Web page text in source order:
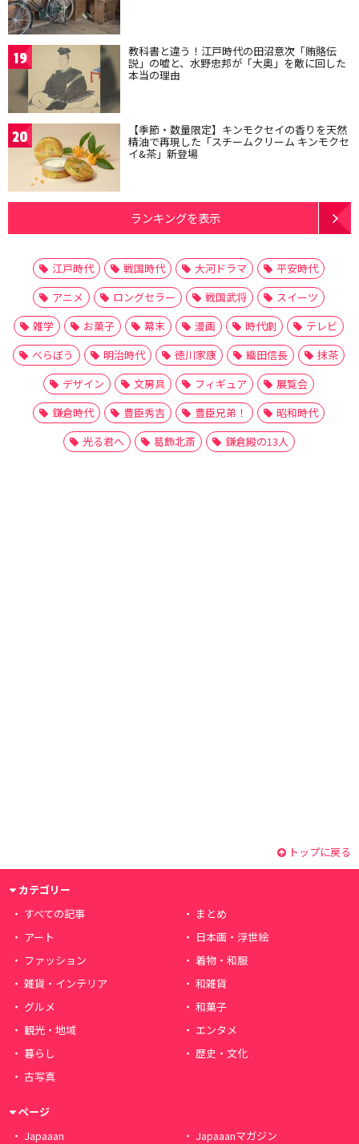
19 教科書と違う！江戸時代の田沼意次「賄賂伝
説」の嘘と、水野忠邦が「大奥」を敵に回した
本当の理由
20 【季節・数量限定】キンモクセイの香りを天然
精油で再現した「スチームクリーム キンモクセ
イ&茶」新登場
ランキングを表示
江戸時代 戦国時代 大河ドラマ
平安時代
アニメ
ロングセラー 戦国武将
スイーツ
雑学
お菓子 幕末 漫画 時代劇
テレビ
べらぼう
明治時代 徳川家康 織田信長
抹茶
デザイン
文房具 フィギュア
展覧会
鎌倉時代
豊臣秀吉 豊臣兄弟！
昭和時代
光る君へ
葛飾北斎 鎌倉殿の13人
トップに戻る
カテゴリー
すべての記事
まとめ
アート
日本画・浮世絵
ファッション
着物・和服
雑貨・インテリア
和雑貨
グルメ
和菓子
観光・地域
エンタメ
暮らし
歴史・文化
古写真
ページ
Japaaan
Japaaanマガジン